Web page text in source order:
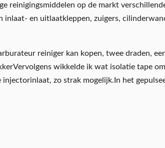
reinigingsmiddelen op de markt
inlaat- en uitlaatkleppen, zuigers,
reiniger kan kopen, twee draden,
wikkelde ik wat isolatie tape
zo strak mogelijk.In het